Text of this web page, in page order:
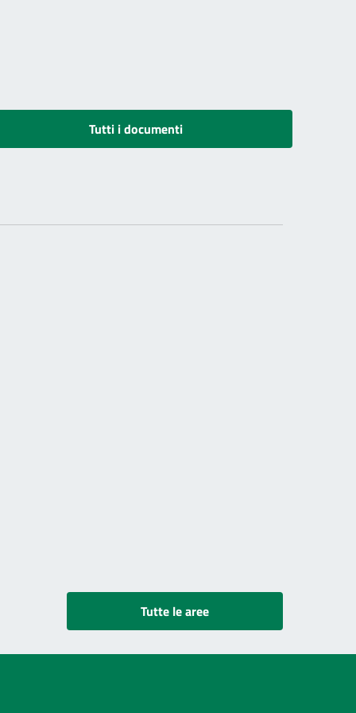
Tutti i documenti
Tutte le aree